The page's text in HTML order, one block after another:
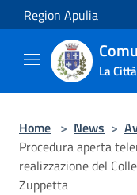
Salta al contenuto
Region Apulia
La
Home > News >
Procedura aperta
realizzazione del
Zuppetta